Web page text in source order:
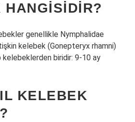
HANGISIDIR?
genellikle Nymphalidae
kelebek (Gonepteryx rhamni)
kelebeklerden biridir: 9-10 ay
KELEBEK